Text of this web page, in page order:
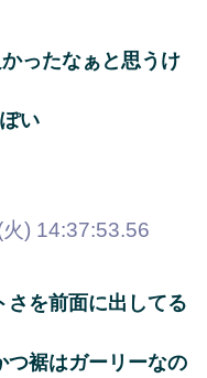
ったなぁと思うけ
い
) 14:37:53.56
さを前面に出してる
つ裾はガーリーなの